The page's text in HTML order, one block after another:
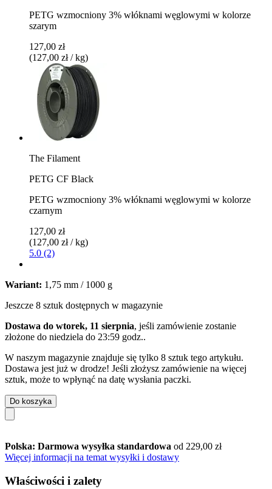
PETG wzmocniony 3% włóknami węglowymi w kolorze
szarym
127,00 zł
(127,00 zł / kg)
The Filament
PETG CF Black
PETG wzmocniony 3% włóknami węglowymi w kolorze
czarnym
127,00 zł
(127,00 zł / kg)
5.0 (2)
Wariant: 1,75 mm / 1000 g
Jeszcze 8 sztuk dostępnych w magazynie
Dostawa do wtorek, 11 sierpnia, jeśli zamówienie zostanie
złożone do niedziela do 23:59 godz..
W naszym magazynie znajduje się tylko 8 sztuk tego artykułu.
Dostawa jest już w drodze! Jeśli złożysz zamówienie na więcej
sztuk, może to wpłynąć na datę wysłania paczki.
Do koszyka
Polska: Darmowa wysyłka standardowa od 229,00 zł
Więcej informacji na temat wysyłki i dostawy
Właściwości i zalety